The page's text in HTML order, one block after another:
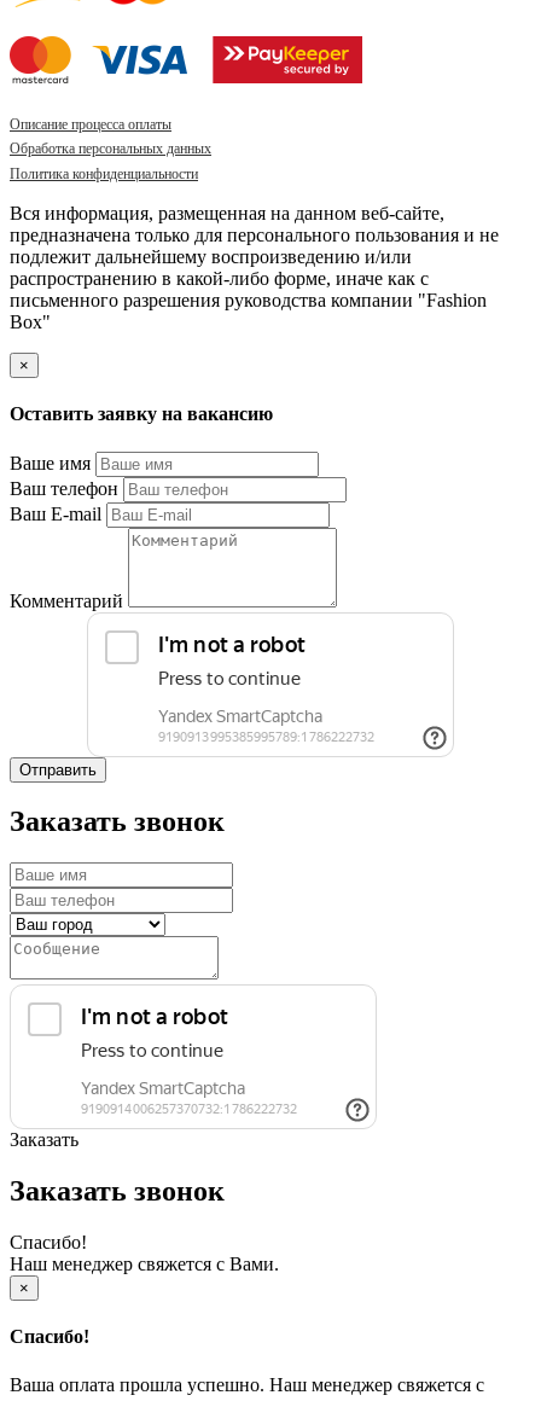
Описание процесса оплаты
Обработка персональных данных
Политика конфиденциальности
Вся информация, размещенная на данном веб-сайте,
предназначена только для персонального пользования и не
подлежит дальнейшему воспроизведению и/или
распространению в какой-либо форме, иначе как с
письменного разрешения руководства компании "Fashion
Box"
×
Оставить заявку на вакансию
Ваше имя
Ваш телефон
Ваш E-mail
Комментарий
Отправить
Заказать звонок
Заказать
Заказать звонок
Спасибо!
Наш менеджер свяжется с Вами.
×
Спасибо!
Ваша оплата прошла успешно. Наш менеджер свяжется с